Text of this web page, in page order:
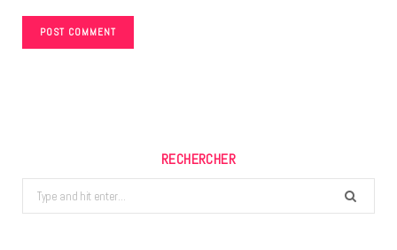
RECHERCHER
Search
for: